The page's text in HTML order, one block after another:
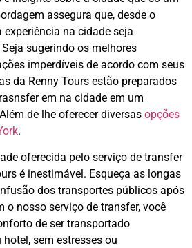
assegura que, desde o
na cidade seja
sugerindo os melhores
imperdíveis de acordo com seus
da Renny Tours estão preparados
em na cidade em um
de lhe oferecer diversas opções
.
oferecida pelo serviço de transfer
é inestimável. Esqueça as longas
dos transportes públicos após
o nosso serviço de transfer, você
de ser transportado
sem estresses ou